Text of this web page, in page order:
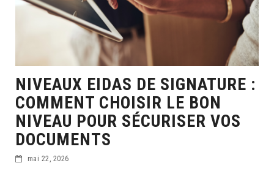
NIVEAUX EIDAS DE SIGNATURE :
COMMENT CHOISIR LE BON
NIVEAU POUR SÉCURISER VOS
DOCUMENTS
mai 22, 2026